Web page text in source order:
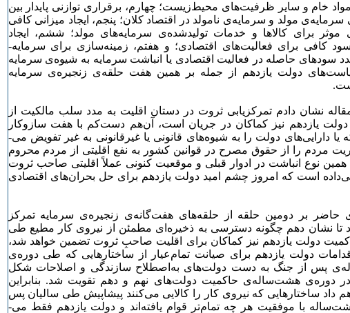
مواد خام و سایر ظرفیت‌­های محیط­‌زیست؛ چهارم، برقراری توازنی پایدار بین
مولد و سرمایه‌­ی نامولد در اقتصاد کلان؛ پنجم، ایجاد میزانی کافی
موثر برای کالاها و خدمات تولیدشده‌­ی سرمایه‌­های مولد؛ ششم، ایجاد
کافی برای فعالیت‌­های اقتصادی؛ و هفتم، زمینه‌­سازی برای سرمایه‌­
سودهای حاصله در فعالیت اقتصادی یا انباشت سرمایه به شیوه‌­­ی سرمایه­‌
دولت یازدهم از جمله بر همین هفت حلقه­‌ی زنجیره‌­ی سرمایه
نشان دادم تمرکزیابی ثروت در دستان اقلیت به مدد سلب مالکیت از
دولت یازدهم نیز کماکان در جریان است، آن‌­هم دست­‌کم با هفت سازوکار
یا دارایی‌­های دولت را به شیوه‌­های قانونی یا غیرقانونی به غیر تفویض می‌­
مردم را از حقوق مصرح در قوانین کشور به نفع اقلیتی از مردم محروم
نوع انباشت در ادوار قبلی و موقعیت کنونی عملاً اقلیتی صاحب ثروت
است که امروز چشم امید دولت یازدهم برای حل بحران‌­های اقتصادی
حاضر بر دومین حلقه از حلقه‌­های هفت‌­گانه‌­ی زنجیره‌­ی سرمایه تمرکز
تا نشان دهم چگونه دسترسی به ذخیره‌­ای مطمئن از نیروی کار مطیع طی
دولت یازدهم نیز کماکان برای اقلیت صاحبِ ثروت تضمین خواهد شد،
دولت یازدهم برای صیانت تمام‌­عیار از ساختارهایی که طی دوره‌­ی
پس از جنگ به دست دولت­‌های به‌­اصطلاح سازندگی و اصلاحات شکل
دوره‌­ی هشت‌­ساله‌­ی حاکمیت دو­لت‌­های نهم و دهم تقویت شد. بنابراین
داد ساختارهایی که نیروی کار را کالایی می‌­کنند پیشاپیش طی سالیان پس
با موفقیت هر چه تمام‌­تر قوام یافته‌­اند و دولت یازدهم فقط می‌­